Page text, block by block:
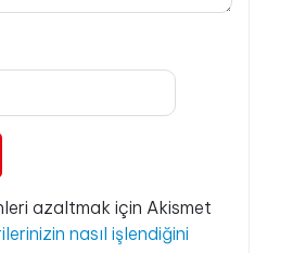
azaltmak için Akismet
nasıl işlendiğini